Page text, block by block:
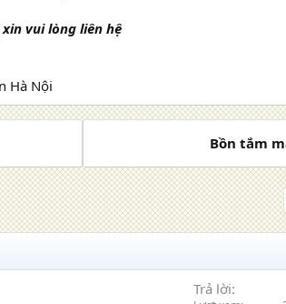
vui lòng liên hệ
Hà Nội
Bồn tắm
Trả lời